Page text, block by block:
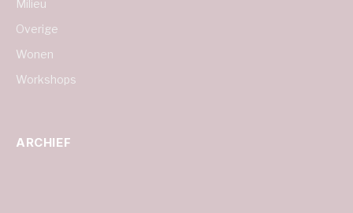
Milieu
Overige
Wonen
Workshops
ARCHIEF